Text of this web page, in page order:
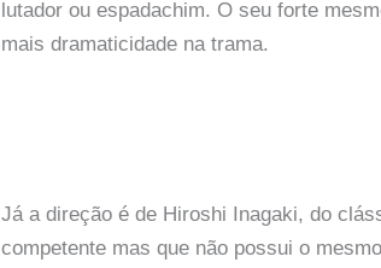
lutador ou espadachim. O seu forte
mais dramaticidade na trama.
Já a direção é de Hiroshi Inagaki, do
competente mas que não possui o